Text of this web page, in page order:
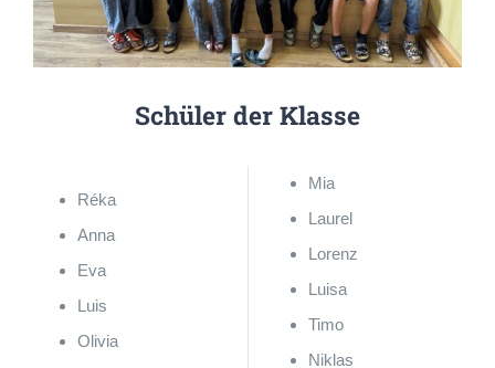
Schüler der Klasse
Réka
Anna
Eva
Luis
Olivia
Mia
Laurel
Lorenz
Luisa
Timo
Niklas